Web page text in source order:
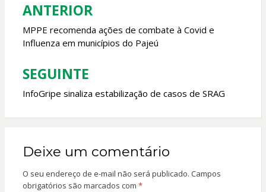
Navegação
de
Post
ANTERIOR
MPPE recomenda ações de combate à Covid e
Influenza em municípios do Pajeú
SEGUINTE
InfoGripe sinaliza estabilização de casos de SRAG
Deixe um comentário
O seu endereço de e-mail não será publicado. Campos
obrigatórios são marcados com *